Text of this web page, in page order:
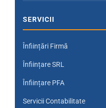
SERVICII
Înființări Firmă
Înființare SRL
Înființare PFA
Servicii Contabilitate